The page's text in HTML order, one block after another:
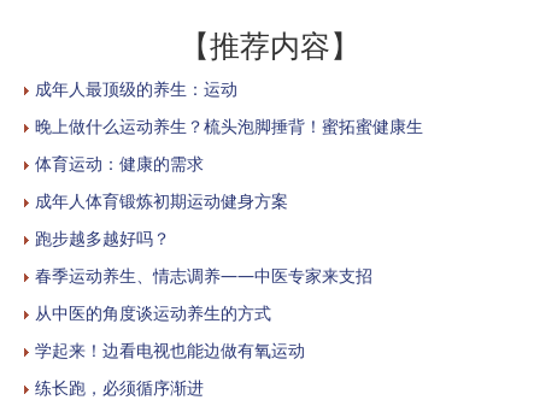
【推荐内容】
成年人最顶级的养生：运动
晚上做什么运动养生？梳头泡脚捶背！蜜拓蜜健康生
体育运动：健康的需求
成年人体育锻炼初期运动健身方案
跑步越多越好吗？
春季运动养生、情志调养——中医专家来支招
从中医的角度谈运动养生的方式
学起来！边看电视也能边做有氧运动
练长跑，必须循序渐进